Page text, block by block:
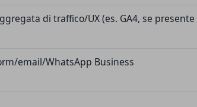
di traffico/UX (es. GA4, se presente
email/WhatsApp Business